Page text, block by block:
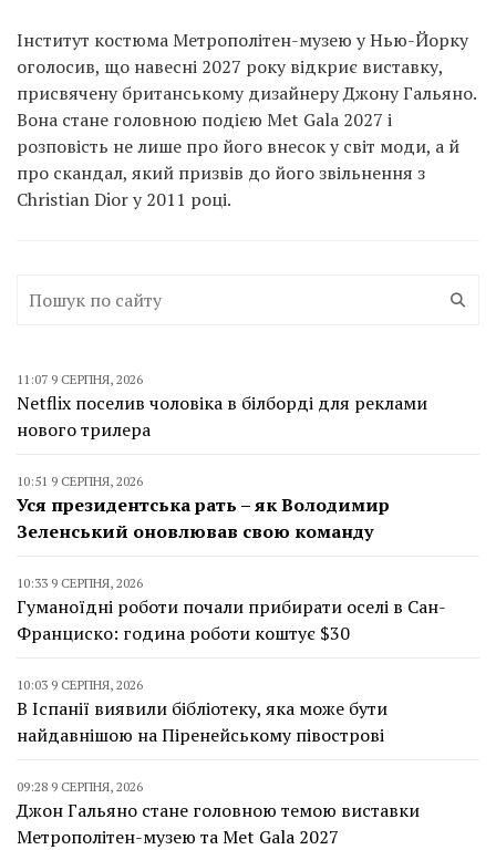
Інститут костюма Метрополітен-музею у Нью-Йорку
оголосив, що навесні 2027 року відкриє виставку,
присвячену британському дизайнеру Джону Гальяно.
Вона стане головною подією Met Gala 2027 і
розповість не лише про його внесок у світ моди, а й
про скандал, який призвів до його звільнення з
Christian Dior у 2011 році.
11:07 9 СЕРПНЯ, 2026
Netflix поселив чоловіка в білборді для реклами
нового трилера
10:51 9 СЕРПНЯ, 2026
Уся президентська рать – як Володимир
Зеленський оновлював свою команду
10:33 9 СЕРПНЯ, 2026
Гуманоїдні роботи почали прибирати оселі в Сан-
Франциско: година роботи коштує $30
10:03 9 СЕРПНЯ, 2026
В Іспанії виявили бібліотеку, яка може бути
найдавнішою на Піренейському півострові
09:28 9 СЕРПНЯ, 2026
Джон Гальяно стане головною темою виставки
Метрополітен-музею та Met Gala 2027